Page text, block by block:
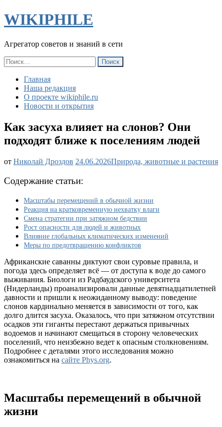
WIKIPHILE
Агрегатор советов и знаний в сети
Найти:
Главная
Наша редакция
О проекте wikiphile.ru
Новости и открытия
Как засуха влияет на слонов? Они
подходят ближе к поселениям людей
от Николай Дроздов 24.06.2026Как
слонов?
Они
подходят
ближе
к
поселениям
людей
Природа, животные и растения
Содержание статьи:
Масштабы перемещений в обычной жизни
Реакция на кратковременную нехватку влаги
Смена стратегии при затяжном бедствии
Рост опасности для людей и животных
Влияние глобальных климатических изменений
Меры по предотвращению конфликтов
Африканские саванны диктуют свои суровые правила, и
погода здесь определяет всё — от доступа к воде до самого
выживания. Биологи из Радбаудского университета
(Нидерланды) проанализировали данные девятнадцатилетней
давности и пришли к неожиданному выводу: поведение
слонов кардинально меняется в зависимости от того, как
долго длится засуха. Оказалось, что при затяжном отсутствии
осадков эти гиганты перестают держаться привычных
водоемов и начинают смещаться в сторону человеческих
поселений, что неизбежно ведет к опасным столкновениям.
Подробнее с деталями этого исследования можно
ознакомиться на сайте Phys.org.
Масштабы перемещений в обычной
жизни